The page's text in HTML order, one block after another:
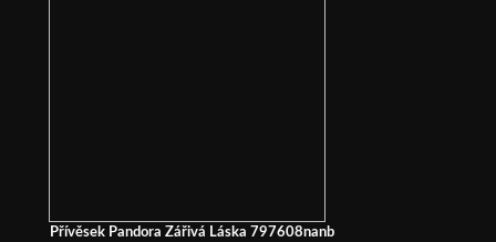
Přívěsek Pandora Zářivá Láska 797608nanb